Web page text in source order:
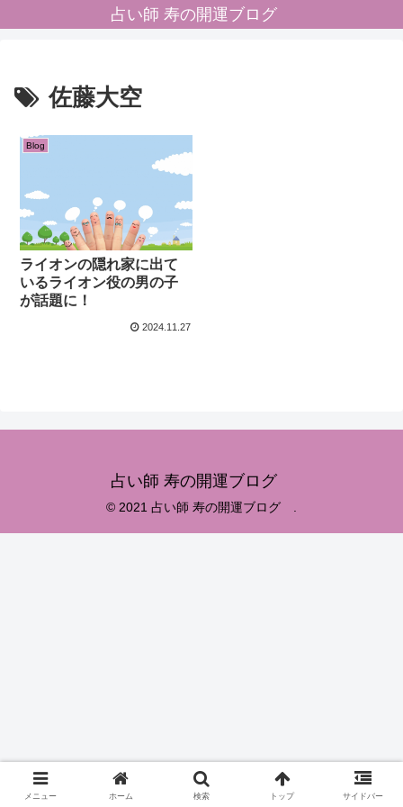
占い師 寿の開運ブログ
佐藤大空
Blog
ライオンの隠れ家に出て
いるライオン役の男の子
が話題に！
2024.11.27
占い師 寿の開運ブログ
© 2021 占い師 寿の開運ブログ .
メニュー ホーム 検索 トップ サイドバー